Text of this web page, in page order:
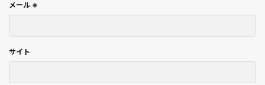
メール ※
サイト